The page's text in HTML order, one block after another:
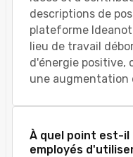
descriptions de
plateforme
lieu de travail
d'énergie positive,
une augmentation
À quel point est-il
employés